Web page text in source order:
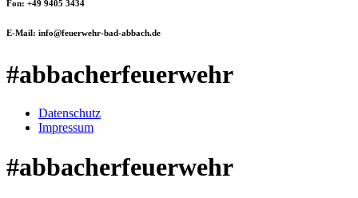
Fon: +49 9405 3434
E-Mail: info@feuerwehr-bad-abbach.de
#abbacherfeuerwehr
Datenschutz
Impressum
#abbacherfeuerwehr